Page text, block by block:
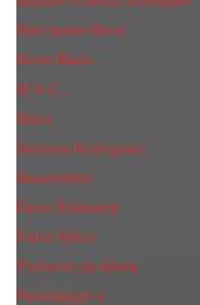
Mercedes-Benz
Mont Blanc
M.А.C.
Mexx
Narciso Rodriguez
Nasomatto
Paco Rabanne
Paris Hilton
Parfums de Marly
Penhaligon​'s